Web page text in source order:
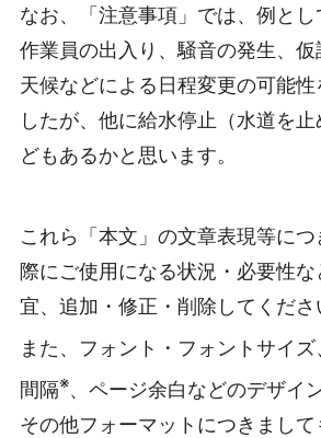
なお、「注意事項」では、例と
作業員の出入り、騒音の発生、仮
天候などによる日程変更の可能性
したが、他に給水停止（水道を
どもあるかと思います。
これら「本文」の文章表現等に
際にご使用になる状況・必要性
宜、追加・修正・削除してくださ
また、フォント・フォントサイ
間隔※、ページ余白などのデザイ
その他フォーマットにつきまして